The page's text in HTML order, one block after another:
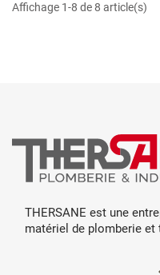
Affichage 1-8 de 8 article(s)
THERSANE est une
matériel de plomberie